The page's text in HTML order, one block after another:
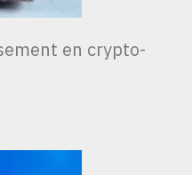
en crypto-